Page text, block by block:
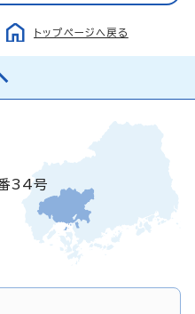
トップページへ戻る
34号